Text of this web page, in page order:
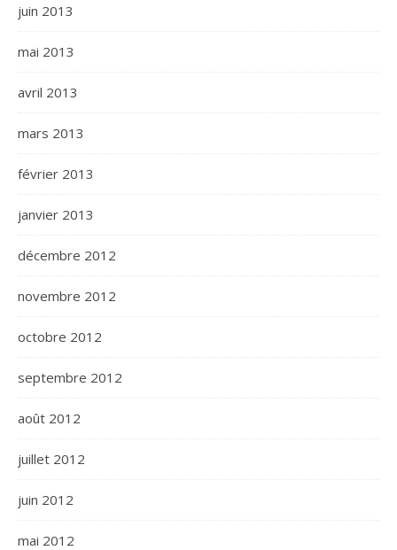
juin 2013
mai 2013
avril 2013
mars 2013
février 2013
janvier 2013
décembre 2012
novembre 2012
octobre 2012
septembre 2012
août 2012
juillet 2012
juin 2012
mai 2012